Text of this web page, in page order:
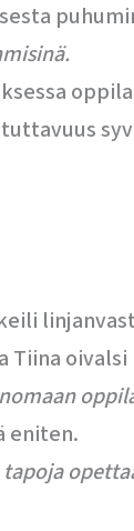
oivalsi
eniten.